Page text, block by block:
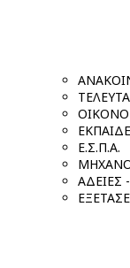
Ε.Σ.Π.Α.
ΑΔΕΙΕΣ